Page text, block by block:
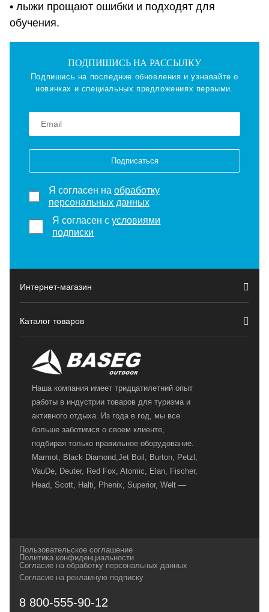
• лыжи прощают ошибки и подходят для
обучения.
ПОДПИШИСЬ НА РАССЫЛКУ
Подпишись на последние обновления и узнавайте о
новинках и специальных предложениях первыми.
Подписаться
Я согласен на обработку
персональных данных
Я согласен сусловиями
подписки
Интернет-магазин
Каталог товаров
Наша компания имеет тридцатилетний опыт
работы в индустрии товаров для туризма и
активного отдыха. Из года в год, мы все
больше заботимся о своем клиенте,
подбирая только правильное оборудование.
Marmot, Black Diamond,Jet Boil, Burton, Petzl,
VauDe, Deuter, Red Fox, Atomic, Elan, Fischer,
Head, Scott, Halti, Phenix, Superior, Welt —
и взыскательных путешественников,
спортсменов и отдыхающих.
Геннадьевич
Пользовательское соглашение
Политика конфиденциальности
Согласие на обработку персональных данных
Согласие на рекламную подписку
8 800-555-90-12